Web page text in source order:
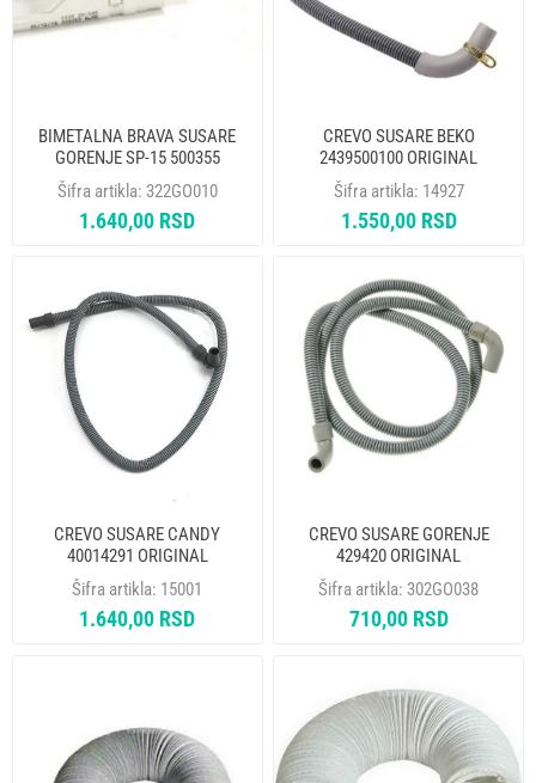
BIMETALNA BRAVA SUSARE
GORENJE SP-15 500355
ORIGINAL ALT. 14955
Šifra artikla: 322GO010
1.640,00 RSD
CREVO SUSARE BEKO
2439500100 ORIGINAL
Šifra artikla: 14927
1.550,00 RSD
CREVO SUSARE CANDY
40014291 ORIGINAL
Šifra artikla: 15001
1.640,00 RSD
CREVO SUSARE GORENJE
429420 ORIGINAL
Šifra artikla: 302GO038
710,00 RSD